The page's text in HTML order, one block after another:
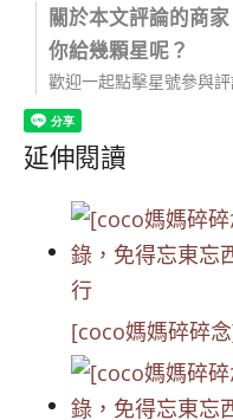
關於本文評論的商
你給幾顆星呢？
歡迎一起點擊星號參與評
延伸閱讀
[coco媽媽碎碎